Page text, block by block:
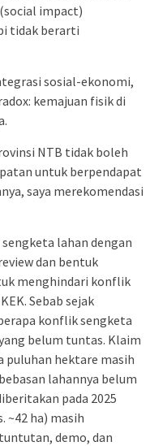
impact)
tidak berarti
sosial-ekonomi,
kemajuan fisik di
NTB tidak boleh
untuk berpendapat
saya merekomendasi
lahan dengan
dan bentuk
menghindari konflik
Sebab sejak
konflik sengketa
belum tuntas. Klaim
puluhan hektare masih
lahannya belum
pada 2025
~42 ha) masih
demo, dan